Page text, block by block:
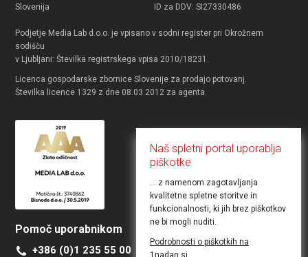
Slovenija
ID za DDV: SI27330486
Podjetje Media Lab d.o.o. je vpisano v sodni register pri Okrožnem
sodišču
v Ljubljani: Številka registrskega vpisa 2010/18231.
Licenca gospodarske zbornice Slovenije za prodajo potovanj.
Številka licence 1329 z dne 08.03.2012 za agenta.
Pomoč uporabnikom
+386 (0)1 235 55 00
Želite objaviti ponudbo
Kontakt za poslovne uporabnike
Naš spletni portal uporablja
piškotke
... z namenom zagotavljanja
kvalitetne spletne storitve in
funkcionalnosti, ki jih brez piškotkov
ne bi mogli nuditi.
Podrobnosti o piškotkih na
1nadan.si